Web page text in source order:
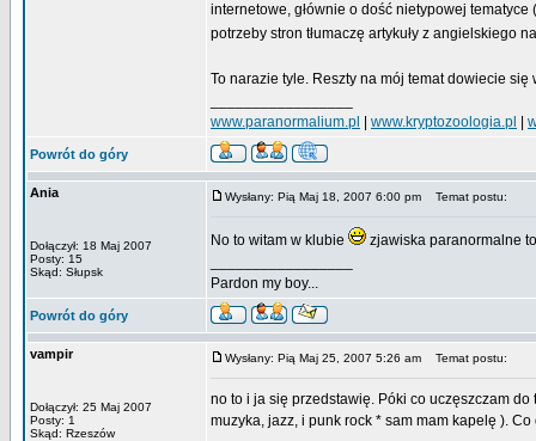
internetowe, głównie o dość nietypowej
potrzeby stron tłumaczę artykuły z angielskiego
To narazie tyle. Reszty na mój temat dowiecie
www.paranormalium.pl
www.kryptozoologia.pl
Powrót do góry
Ania
Dołączył: 18 Maj 2007
Posty: 15
Skąd: Słupsk
Wysłany: Pią Maj 18, 2007 6:00 pm Temat postu:
No to witam w klubie
zjawiska paranormalne
Pardon my boy...
Powrót do góry
vampir
Dołączył: 25 Maj 2007
Posty: 1
Skąd: Rzeszów
Wysłany: Pią Maj 25, 2007 5:26 am Temat postu:
no to i ja się przedstawię. Póki co uczęszczam
muzyka, jazz, i punk rock * sam mam kapelę ).